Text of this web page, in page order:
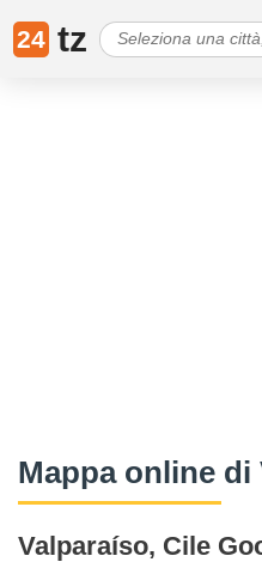
24 tz
Mappa online di
Valparaíso, Cile